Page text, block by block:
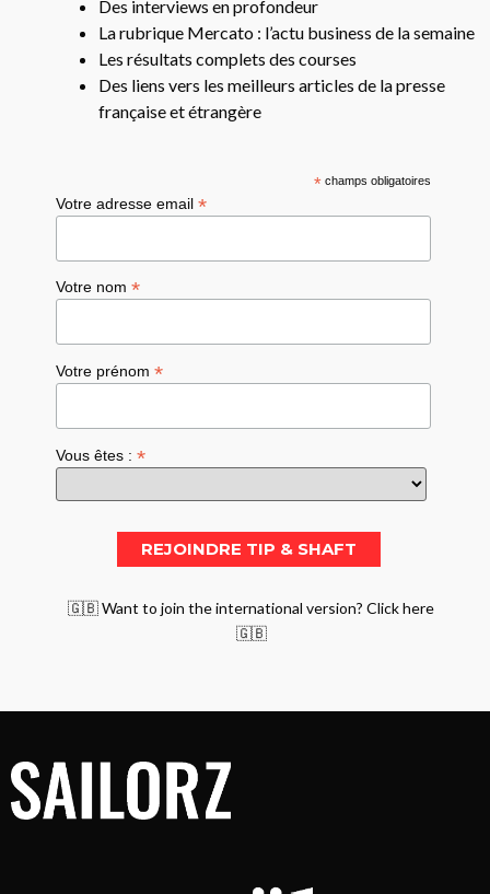
Des interviews en profondeur
La rubrique Mercato : l’actu business de la semaine
Les résultats complets des courses
Des liens vers les meilleurs articles de la presse
française et étrangère
*champs obligatoires
Votre adresse email*
Votre nom*
Votre prénom*
Vous êtes :*
🇬🇧 Want to join the international version? Click here
🇬🇧